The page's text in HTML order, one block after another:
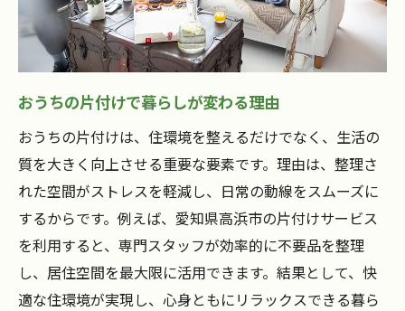
片付けに悩むならプロのサービスが安心
おうちの片付けは専門業者に任せて安心
おうちの片付けでプライバシーも守れる
大量の不用品処分もスムーズに対応
口コミで選ぶ信頼できる片付け業者
片付けサービスの安心サポート体制とは
家事効率化を目指す方へおすすめの片付け方法
おうちの片付けで家事の負担を減らす方法
片付けサービスと家事代行の違いを解説
効率的な収納術でおうちの片付けを実現
おうちの片付けで暮らしが変わる理由
おうちの片付けは、住環境を整えるだけでなく、生活の
質を大きく向上させる重要な要素です。理由は、整理さ
れた空間がストレスを軽減し、日常の動線をスムーズに
するからです。例えば、愛知県高浜市の片付けサービス
を利用すると、専門スタッフが効率的に不要品を整理
し、居住空間を最大限に活用できます。結果として、快
適な住環境が実現し、心身ともにリラックスできる暮ら